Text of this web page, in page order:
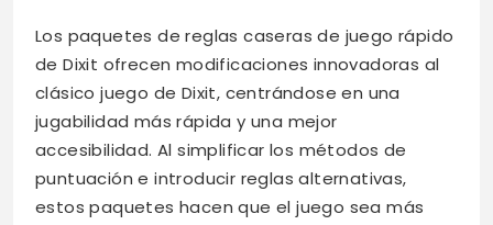
Los paquetes de reglas caseras de juego rápido
de Dixit ofrecen modificaciones innovadoras al
clásico juego de Dixit, centrándose en una
jugabilidad más rápida y una mejor
accesibilidad. Al simplificar los métodos de
puntuación e introducir reglas alternativas,
estos paquetes hacen que el juego sea más